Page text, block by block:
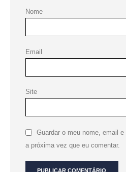
Nome
Email
Site
Guardar o meu nome, email
a próxima vez que eu comentar.